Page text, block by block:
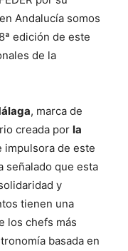
Andalucía somos
edición de este
de la
, marca de
creada por la
impulsora de este
señalado que esta
y
tienen una
los chefs más
basada en